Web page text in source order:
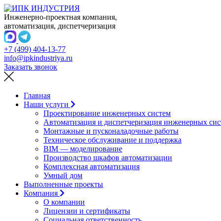
Инженерно-проектная компания,
автоматизация, диспетчеризация
+7 (499) 404-13-77
info@ipkindustriya.ru
Заказать звонок
Главная
Наши услуги
Проектирование инженерных систем
Автоматизация и диспетчеризация инженерных
Монтажные и пусконаладочные работы
Техническое обслуживание и поддержка
BIM — моделирование
Производство шкафов автоматизации
Комплексная автоматизация
Умный дом
Выполненные проекты
Компания
О компании
Лицензии и сертификаты